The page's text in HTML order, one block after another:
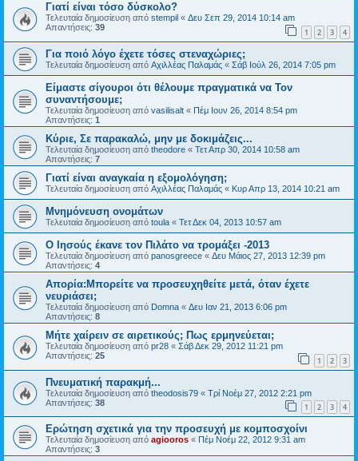
Γιατί είναι τόσο δύσκολο?
Τελευταία δημοσίευση από stempil « Δευ Σεπ 29, 2014 10:14 am
Απαντήσεις: 39 1 2 3 4
Για ποιό λόγο έχετε τόσες στεναχώριες;
Τελευταία δημοσίευση από Αχιλλέας Παλαμάς « Σάβ Ιούλ 26, 2014 7:05 pm
Είμαστε σίγουροι ότι θέλουμε πραγματικά να Τον
συναντήσουμε;
Τελευταία δημοσίευση από vasilisalt « Πέμ Ιουν 26, 2014 8:54 pm
Απαντήσεις: 1
Κύριε, Σε παρακαλώ, μην με δοκιμάζεις...
Τελευταία δημοσίευση από theodore « Τετ Απρ 30, 2014 10:58 am
Απαντήσεις: 7
Γιατί είναι αναγκαία η εξομολόγηση;
Τελευταία δημοσίευση από Αχιλλέας Παλαμάς « Κυρ Απρ 13, 2014 10:21 am
Μνημόνευση ονομάτων
Τελευταία δημοσίευση από toula « Τετ Δεκ 04, 2013 10:57 am
Ο Ιησούς έκανε τον Πιλάτο να τρομάξει -2013
Τελευταία δημοσίευση από panosgreece « Δευ Μάιος 27, 2013 12:39 pm
Απαντήσεις: 4
Απορία:Μπορείτε να προσευχηθείτε μετά, όταν έχετε
νευριάσει;
Τελευταία δημοσίευση από Domna « Δευ Ιαν 21, 2013 6:06 pm
Απαντήσεις: 8
Μήτε χαίρειν σε αιρετικούς; Πως ερμηνεύεται;
Τελευταία δημοσίευση από pr28 « Σάβ Δεκ 29, 2012 11:21 pm
Απαντήσεις: 25 1 2 3
Πνευματική παρακμή...
Τελευταία δημοσίευση από theodosis79 « Τρί Νοέμ 27, 2012 2:21 pm
Απαντήσεις: 38 1 2 3 4
Ερώτηση σχετικά για την προσευχή με κομποσχοίνι
Τελευταία δημοσίευση από agiooros « Πέμ Νοέμ 22, 2012 9:31 am
Απαντήσεις: 3